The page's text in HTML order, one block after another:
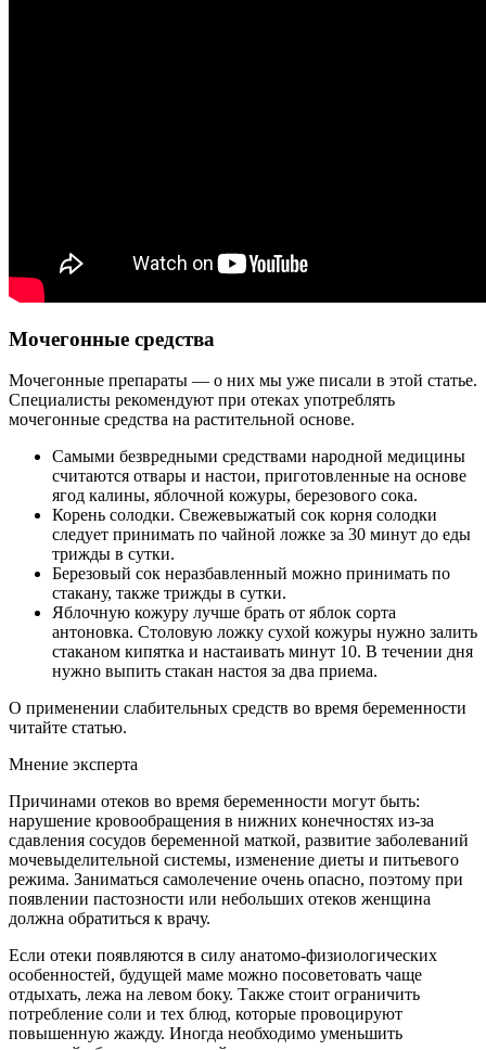
Мочегонные средства
Мочегонные препараты — о них мы уже писали в этой статье.
Специалисты рекомендуют при отеках употреблять
мочегонные средства на растительной основе.
Самыми безвредными средствами народной медицины
считаются отвары и настои, приготовленные на основе
ягод калины, яблочной кожуры, березового сока.
Корень солодки. Свежевыжатый сок корня солодки
следует принимать по чайной ложке за 30 минут до еды
трижды в сутки.
Березовый сок неразбавленный можно принимать по
стакану, также трижды в сутки.
Яблочную кожуру лучше брать от яблок сорта
антоновка. Столовую ложку сухой кожуры нужно залить
стаканом кипятка и настаивать минут 10. В течении дня
нужно выпить стакан настоя за два приема.
О применении слабительных средств во время беременности
читайте статью.
Мнение эксперта
Причинами отеков во время беременности могут быть:
нарушение кровообращения в нижних конечностях из-за
сдавления сосудов беременной маткой, развитие заболеваний
мочевыделительной системы, изменение диеты и питьевого
режима. Заниматься самолечение очень опасно, поэтому при
появлении пастозности или небольших отеков женщина
должна обратиться к врачу.
Если отеки появляются в силу анатомо-физиологических
особенностей, будущей маме можно посоветовать чаще
отдыхать, лежа на левом боку. Также стоит ограничить
потребление соли и тех блюд, которые провоцируют
повышенную жажду. Иногда необходимо уменьшить